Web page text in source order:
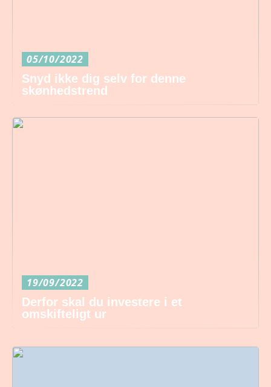
05/10/2022
Snyd ikke dig selv for denne
skønhedstrend
19/09/2022
Derfor skal du investere i et
omskifteligt ur